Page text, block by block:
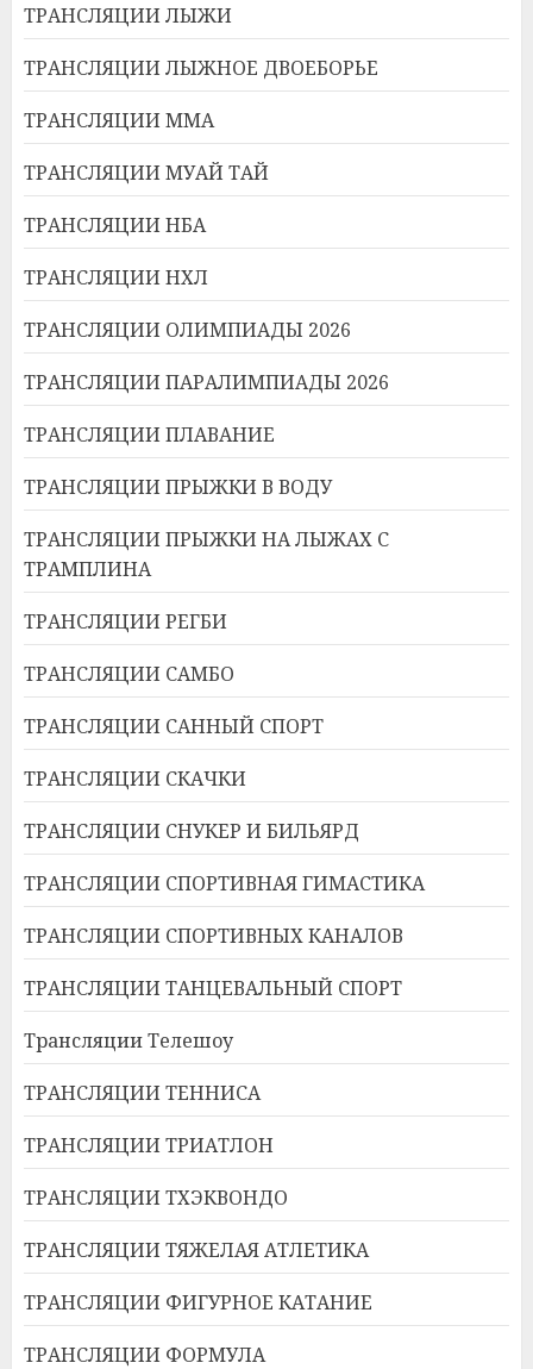
ТРАНСЛЯЦИИ ЛЫЖИ
ТРАНСЛЯЦИИ ЛЫЖНОЕ ДВОЕБОРЬЕ
ТРАНСЛЯЦИИ ММА
ТРАНСЛЯЦИИ МУАЙ ТАЙ
ТРАНСЛЯЦИИ НБА
ТРАНСЛЯЦИИ НХЛ
ТРАНСЛЯЦИИ ОЛИМПИАДЫ 2026
ТРАНСЛЯЦИИ ПАРАЛИМПИАДЫ 2026
ТРАНСЛЯЦИИ ПЛАВАНИЕ
ТРАНСЛЯЦИИ ПРЫЖКИ В ВОДУ
ТРАНСЛЯЦИИ ПРЫЖКИ НА ЛЫЖАХ С
ТРАМПЛИНА
ТРАНСЛЯЦИИ РЕГБИ
ТРАНСЛЯЦИИ САМБО
ТРАНСЛЯЦИИ САННЫЙ СПОРТ
ТРАНСЛЯЦИИ СКАЧКИ
ТРАНСЛЯЦИИ СНУКЕР И БИЛЬЯРД
ТРАНСЛЯЦИИ СПОРТИВНАЯ ГИМАСТИКА
ТРАНСЛЯЦИИ СПОРТИВНЫХ КАНАЛОВ
ТРАНСЛЯЦИИ ТАНЦЕВАЛЬНЫЙ СПОРТ
Трансляции Телешоу
ТРАНСЛЯЦИИ ТЕННИСА
ТРАНСЛЯЦИИ ТРИАТЛОН
ТРАНСЛЯЦИИ ТХЭКВОНДО
ТРАНСЛЯЦИИ ТЯЖЕЛАЯ АТЛЕТИКА
ТРАНСЛЯЦИИ ФИГУРНОЕ КАТАНИЕ
ТРАНСЛЯЦИИ ФОРМУЛА